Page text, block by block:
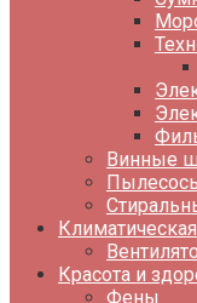
Винные
Красота и
Фены